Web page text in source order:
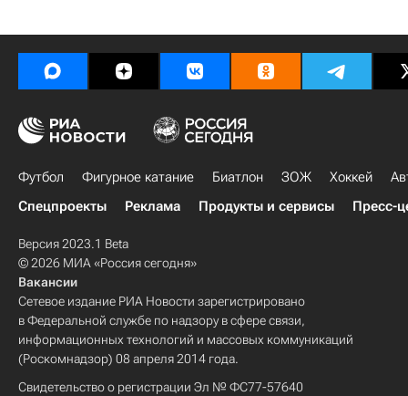
Футбол Фигурное катание Биатлон ЗОЖ Хоккей
Спецпроекты
Реклама Продукты и сервисы Пресс-
Версия 2023.1 Beta
© 2026 МИА «Россия сегодня»
Вакансии
Сетевое издание РИА Новости зарегистрировано
в Федеральной службе по надзору в сфере связи,
информационных технологий и массовых коммуникаций
(Роскомнадзор) 08 апреля 2014 года.
Свидетельство о регистрации Эл № ФС77-57640